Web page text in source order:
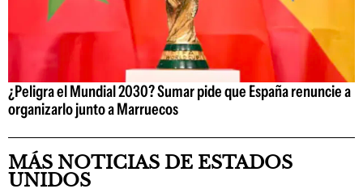
¿Peligra el Mundial 2030? Sumar pide que España renuncie a
organizarlo junto a Marruecos
MÁS NOTICIAS DE ESTADOS
UNIDOS